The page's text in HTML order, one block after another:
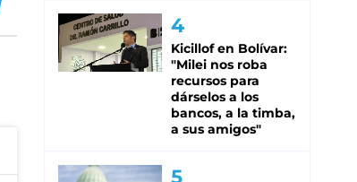
Kicillof en Bolívar:
"Milei nos roba
recursos para
dárselos a los
bancos, a la timba,
a sus amigos"